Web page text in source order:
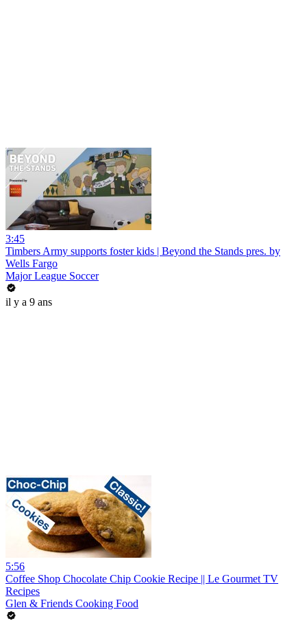
3:45
Timbers Army supports foster kids | Beyond the Stands pres. by
Wells Fargo
Major League Soccer
il y a 9 ans
5:56
Coffee Shop Chocolate Chip Cookie Recipe || Le Gourmet TV
Recipes
Glen & Friends Cooking Food